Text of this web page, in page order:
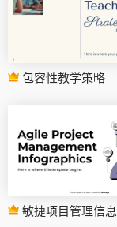
包容性教学策略
敏捷项目管理信